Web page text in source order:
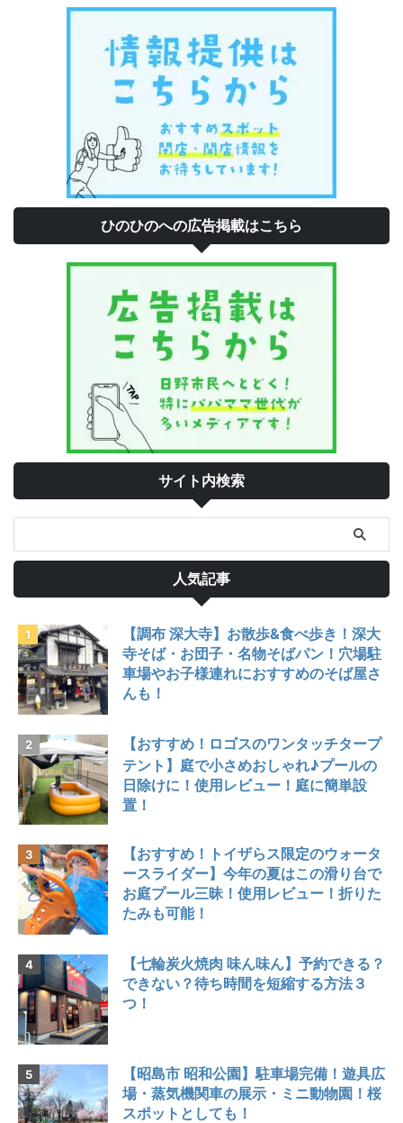
ひのひのへの広告掲載はこちら
サイト内検索
人気記事
【調布 深大寺】お散歩&食べ歩き！深大
寺そば・お団子・名物そばパン！穴場駐
車場やお子様連れにおすすめのそば屋さ
んも！
【おすすめ！ロゴスのワンタッチタープ
テント】庭で小さめおしゃれ♪プールの
日除けに！使用レビュー！庭に簡単設
置！
【おすすめ！トイザらス限定のウォータ
ースライダー】今年の夏はこの滑り台で
お庭プール三昧！使用レビュー！折りた
たみも可能！
【七輪炭火焼肉 味ん味ん】予約できる？
できない？待ち時間を短縮する方法３
つ！
【昭島市 昭和公園】駐車場完備！遊具広
場・蒸気機関車の展示・ミニ動物園！桜
スポットとしても！